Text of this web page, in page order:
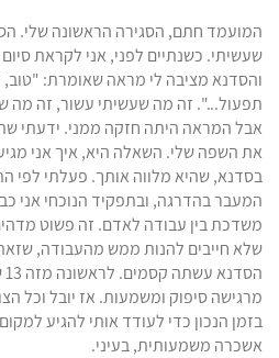
המועמד חתם, הסגירה הראשונה שלי.
שעשיתי. כשנתיים לפני, אני לקראת
והסדנא מציבה לי מראה שאומרת:
תפעול...". זה מה שעשיתי עשור, זה מה
אבל המראה היתה חזקה ממני. ידעתי
את השפה שלי. השאלה היא, איך אני
בסדנא, שהיא מלווה אותך. פעלתי לפי
המעבר בהדרגה, ובתפקיד הנוכחי אני
שלא חייבים להנות ממש מהעבודה, שזאת
מרגישה סיפוק ומשמעות. אז יובל וכל
בזמן הנכון כדי לעודד אותי להגיע
אשכרה משמעותית, בעיני.